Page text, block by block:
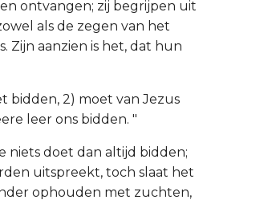
ontvangen; zij begrijpen uit
als de zegen van het
Zijn aanzien is het, dat hun
bidden, 2) moet van Jezus
leer ons bidden. "
niets doet dan altijd bidden;
uitspreekt, toch slaat het
ophouden met zuchten,